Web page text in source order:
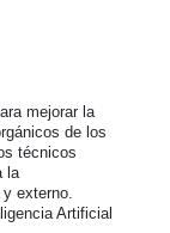
mejorar la
de los
técnicos
la
externo.
Artificial